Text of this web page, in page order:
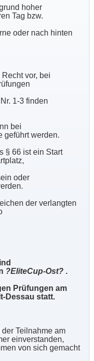
hoher
Tag bzw.
oder nach hinten
vor, bei
1-3 finden
bei
geführt werden.
§ 66 ist ein Start
oder
der verlangten
?EliteCup-Ost? .
Prüfungen am
Dessau statt.
Teilnahme am
einverstanden,
von sich gemacht